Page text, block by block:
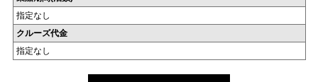
指定なし
クルーズ代金
指定なし